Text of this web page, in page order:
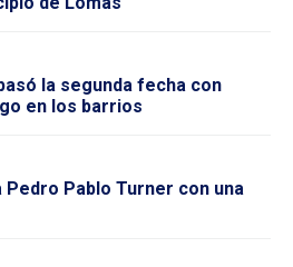
la segunda fecha con
en los barrios
Pablo Turner con una